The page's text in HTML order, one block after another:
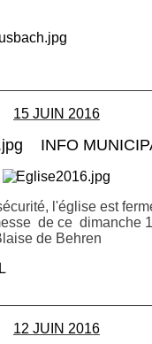
15 JUIN 2016
INFO
l'église est
de ce dimanche
de Behren
12 JUIN 2016